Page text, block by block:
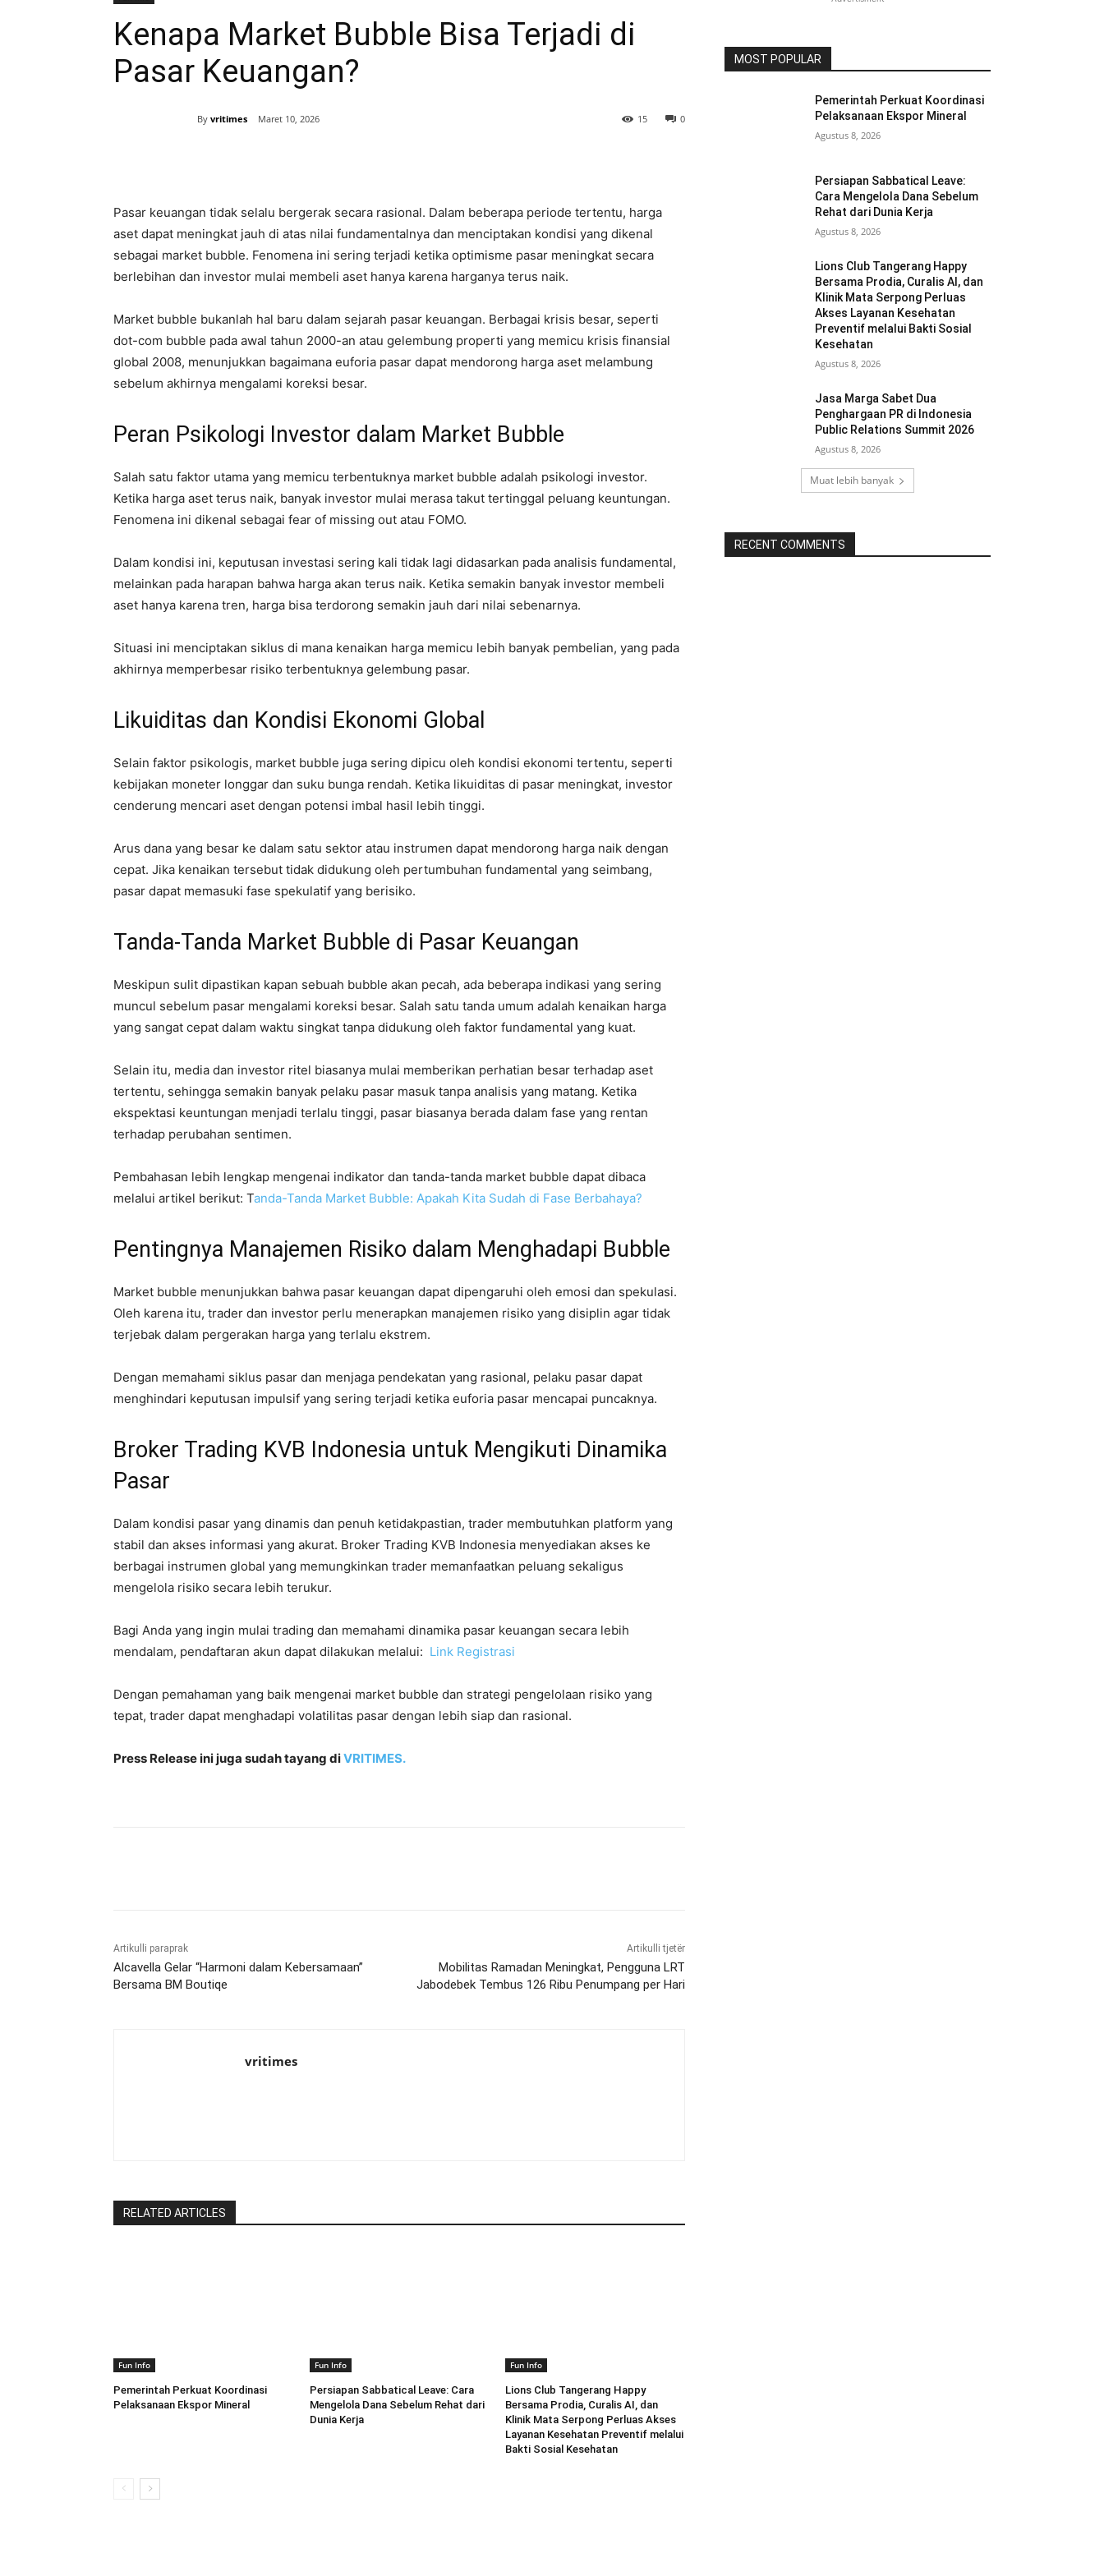
Kenapa Market Bubble Bisa Terjadi di
Pasar Keuangan?
By vritimes Maret 10, 2026 0
15
Pasar keuangan tidak selalu bergerak secara rasional. Dalam beberapa periode tertentu, harga
aset dapat meningkat jauh di atas nilai fundamentalnya dan menciptakan kondisi yang dikenal
sebagai market bubble. Fenomena ini sering terjadi ketika optimisme pasar meningkat secara
berlebihan dan investor mulai membeli aset hanya karena harganya terus naik.
Market bubble bukanlah hal baru dalam sejarah pasar keuangan. Berbagai krisis besar, seperti
dot-com bubble pada awal tahun 2000-an atau gelembung properti yang memicu krisis finansial
global 2008, menunjukkan bagaimana euforia pasar dapat mendorong harga aset melambung
sebelum akhirnya mengalami koreksi besar.
Peran Psikologi Investor dalam Market Bubble
Salah satu faktor utama yang memicu terbentuknya market bubble adalah psikologi investor.
Ketika harga aset terus naik, banyak investor mulai merasa takut tertinggal peluang keuntungan.
Fenomena ini dikenal sebagai fear of missing out atau FOMO.
Dalam kondisi ini, keputusan investasi sering kali tidak lagi didasarkan pada analisis fundamental,
melainkan pada harapan bahwa harga akan terus naik. Ketika semakin banyak investor membeli
aset hanya karena tren, harga bisa terdorong semakin jauh dari nilai sebenarnya.
Situasi ini menciptakan siklus di mana kenaikan harga memicu lebih banyak pembelian, yang pada
akhirnya memperbesar risiko terbentuknya gelembung pasar.
Likuiditas dan Kondisi Ekonomi Global
Selain faktor psikologis, market bubble juga sering dipicu oleh kondisi ekonomi tertentu, seperti
kebijakan moneter longgar dan suku bunga rendah. Ketika likuiditas di pasar meningkat, investor
cenderung mencari aset dengan potensi imbal hasil lebih tinggi.
Arus dana yang besar ke dalam satu sektor atau instrumen dapat mendorong harga naik dengan
cepat. Jika kenaikan tersebut tidak didukung oleh pertumbuhan fundamental yang seimbang,
pasar dapat memasuki fase spekulatif yang berisiko.
Tanda-Tanda Market Bubble di Pasar Keuangan
Meskipun sulit dipastikan kapan sebuah bubble akan pecah, ada beberapa indikasi yang sering
muncul sebelum pasar mengalami koreksi besar. Salah satu tanda umum adalah kenaikan harga
yang sangat cepat dalam waktu singkat tanpa didukung oleh faktor fundamental yang kuat.
Selain itu, media dan investor ritel biasanya mulai memberikan perhatian besar terhadap aset
tertentu, sehingga semakin banyak pelaku pasar masuk tanpa analisis yang matang. Ketika
ekspektasi keuntungan menjadi terlalu tinggi, pasar biasanya berada dalam fase yang rentan
terhadap perubahan sentimen.
Pembahasan lebih lengkap mengenai indikator dan tanda-tanda market bubble dapat dibaca
melalui artikel berikut: Tanda-Tanda Market Bubble: Apakah Kita Sudah di Fase Berbahaya?
Pentingnya Manajemen Risiko dalam Menghadapi Bubble
Market bubble menunjukkan bahwa pasar keuangan dapat dipengaruhi oleh emosi dan spekulasi.
Oleh karena itu, trader dan investor perlu menerapkan manajemen risiko yang disiplin agar tidak
terjebak dalam pergerakan harga yang terlalu ekstrem.
Dengan memahami siklus pasar dan menjaga pendekatan yang rasional, pelaku pasar dapat
menghindari keputusan impulsif yang sering terjadi ketika euforia pasar mencapai puncaknya.
Broker Trading KVB Indonesia untuk Mengikuti Dinamika
Pasar
Dalam kondisi pasar yang dinamis dan penuh ketidakpastian, trader membutuhkan platform yang
stabil dan akses informasi yang akurat. Broker Trading KVB Indonesia menyediakan akses ke
berbagai instrumen global yang memungkinkan trader memanfaatkan peluang sekaligus
mengelola risiko secara lebih terukur.
Bagi Anda yang ingin mulai trading dan memahami dinamika pasar keuangan secara lebih
mendalam, pendaftaran akun dapat dilakukan melalui: Link Registrasi
Dengan pemahaman yang baik mengenai market bubble dan strategi pengelolaan risiko yang
tepat, trader dapat menghadapi volatilitas pasar dengan lebih siap dan rasional.
Press Release ini juga sudah tayang diVRITIMES.
Artikulli paraprak
Alcavella Gelar “Harmoni dalam Kebersamaan”
Bersama BM Boutiqe
Artikulli tjetër
Mobilitas Ramadan Meningkat, Pengguna LRT
Jabodebek Tembus 126 Ribu Penumpang per Hari
vritimes
RELATED ARTICLES
Fun Info
Pemerintah Perkuat Koordinasi
Pelaksanaan Ekspor Mineral
Fun Info
Persiapan Sabbatical Leave: Cara
Mengelola Dana Sebelum Rehat dari
Dunia Kerja
Fun Info
Lions Club Tangerang Happy
Bersama Prodia, Curalis AI, dan
Klinik Mata Serpong Perluas Akses
Layanan Kesehatan Preventif melalui
Bakti Sosial Kesehatan
MOST POPULAR
Pemerintah Perkuat Koordinasi
Pelaksanaan Ekspor Mineral
Agustus 8, 2026
Persiapan Sabbatical Leave:
Cara Mengelola Dana Sebelum
Rehat dari Dunia Kerja
Agustus 8, 2026
Lions Club Tangerang Happy
Bersama Prodia, Curalis AI, dan
Klinik Mata Serpong Perluas
Akses Layanan Kesehatan
Preventif melalui Bakti Sosial
Kesehatan
Agustus 8, 2026
Jasa Marga Sabet Dua
Penghargaan PR di Indonesia
Public Relations Summit 2026
Agustus 8, 2026
Muat lebih banyak
RECENT COMMENTS